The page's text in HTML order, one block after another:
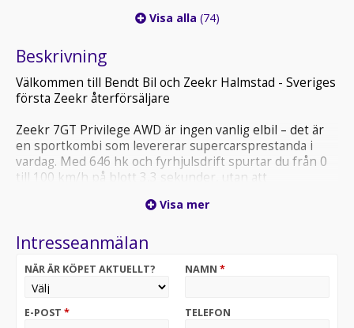
Visa alla (74)
Beskrivning
Välkommen till Bendt Bil och Zeekr Halmstad - Sveriges
första Zeekr återförsäljare
Zeekr 7GT Privilege AWD är ingen vanlig elbil – det är
en sportkombi som levererar supercarsprestanda i
vardag. Med 646 hk och fyrhjulsdrift spurtar du från 0
till 100 km/h på blott 3,3 sekunder, utan att
En räckvidd på 558 km WLTP gör att du når hela vägen
behöva stanna. I Tech Grey-lack klär sig 7GT i en
detta kaliber perfekt.
acceleration, lång räckvidd och gedigen lyx – för dig som
Visa mer
Intresseanmälan
NÄR ÄR KÖPET AKTUELLT? NAMN *
E-POST * TELEFON